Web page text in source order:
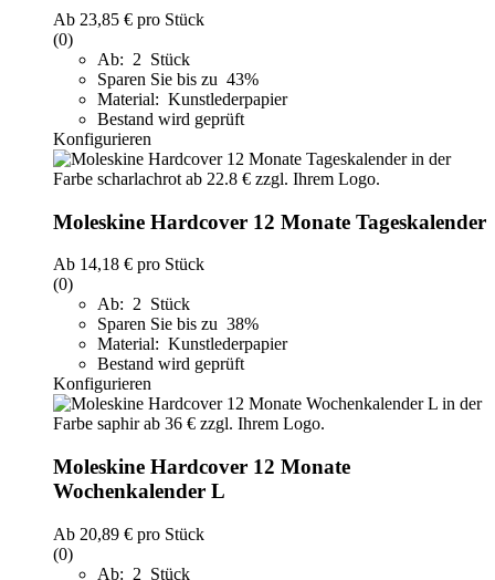
Ab 23,85 € pro Stück
(0)
Ab: 2 Stück
Sparen Sie bis zu 43%
Material: Kunstlederpapier
Bestand wird geprüft
Konfigurieren
Moleskine Hardcover 12 Monate Tageskalender
Ab 14,18 € pro Stück
(0)
Ab: 2 Stück
Sparen Sie bis zu 38%
Material: Kunstlederpapier
Bestand wird geprüft
Konfigurieren
Moleskine Hardcover 12 Monate
Wochenkalender L
Ab 20,89 € pro Stück
(0)
Ab: 2 Stück